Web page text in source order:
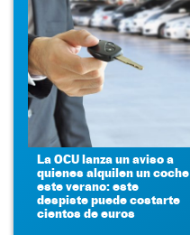
La OCU lanza un aviso a
quienes alquilen un coche
este verano: este
despiste puede costarte
cientos de euros